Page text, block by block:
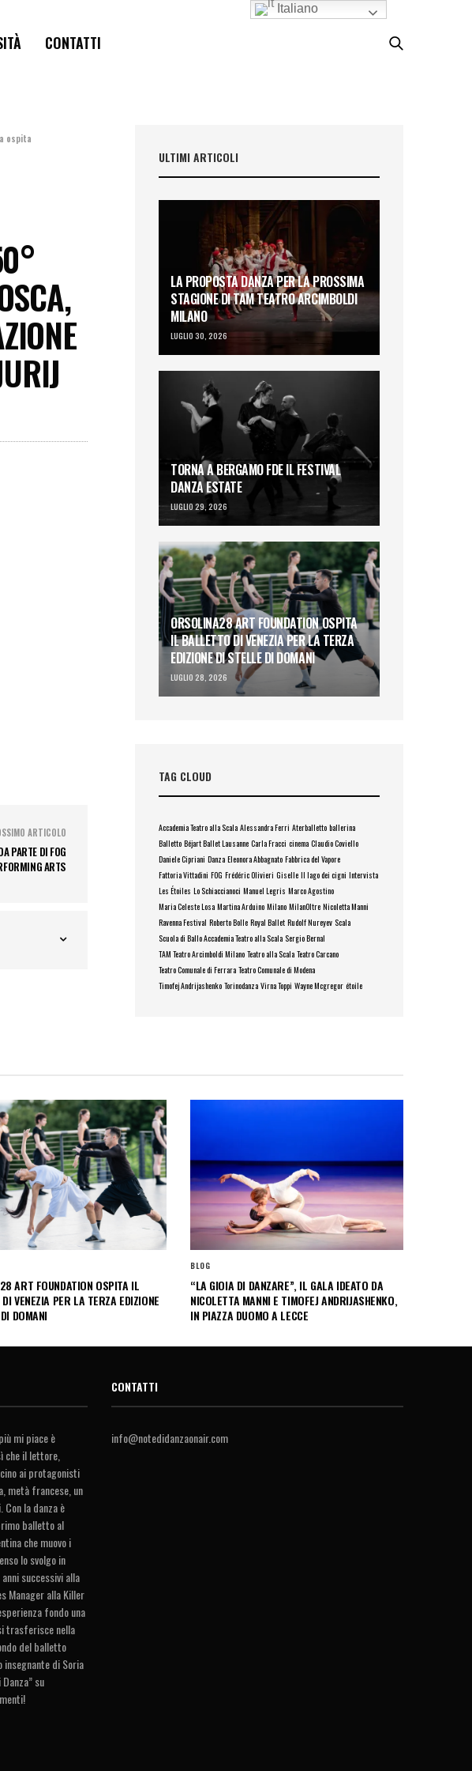
CONTATTI
ospita
ARTICOLO
PARTE DI FOG
ARTS
ULTIMI ARTICOLI
LA PROPOSTA DANZA PER LA PROSSIMA
STAGIONE DI TAM TEATRO ARCIMBOLDI
MILANO
LUGLIO 30, 2026
TORNA A BERGAMO FDE IL FESTIVAL
DANZA ESTATE
LUGLIO 29, 2026
ORSOLINA28 ART FOUNDATION OSPITA
IL BALLETTO DI VENEZIA PER LA TERZA
EDIZIONE DI STELLE DI DOMANI
LUGLIO 28, 2026
TAG CLOUD
Accademia Teatro alla Scala Alessandra Ferri Aterballetto ballerina
Balletto Béjart Ballet Lausanne Carla Fracci cinema Claudio Coviello
Daniele Cipriani Danza Eleonora Abbagnato Fabbrica del Vapore
Fattoria Vittadini FOG Frédéric Olivieri Giselle Il lago dei cigni Intervista
Les Étoiles Lo Schiaccianoci Manuel Legris Marco Agostino
Maria Celeste Losa Martina Arduino Milano MilanOltre Nicoletta Manni
Ravenna Festival Roberto Bolle Royal Ballet Rudolf Nureyev Scala
Scuola di Ballo Accademia Teatro alla Scala Sergio Bernal
TAM Teatro Arcimboldi Milano Teatro alla Scala Teatro Carcano
Teatro Comunale di Ferrara Teatro Comunale di Modena
Timofej Andrijashenko Torinodanza Virna Toppi Wayne Mcgregor étoile
ART FOUNDATION OSPITA IL
VENEZIA PER LA TERZA EDIZIONE
DOMANI
BLOG
“LA GIOIA DI DANZARE”, IL GALA IDEATO DA
NICOLETTA MANNI E TIMOFEJ ANDRIJASHENKO,
IN PIAZZA DUOMO A LECCE
mi piace è
che il lettore,
ai protagonisti
metà francese, un
Con la danza è
balletto al
che muovo i
lo svolgo in
successivi alla
Manager alla Killer
fondo una
trasferisce nella
del balletto
insegnante di Soria
su
CONTATTI
info@notedidanzaonair.com
Italiano